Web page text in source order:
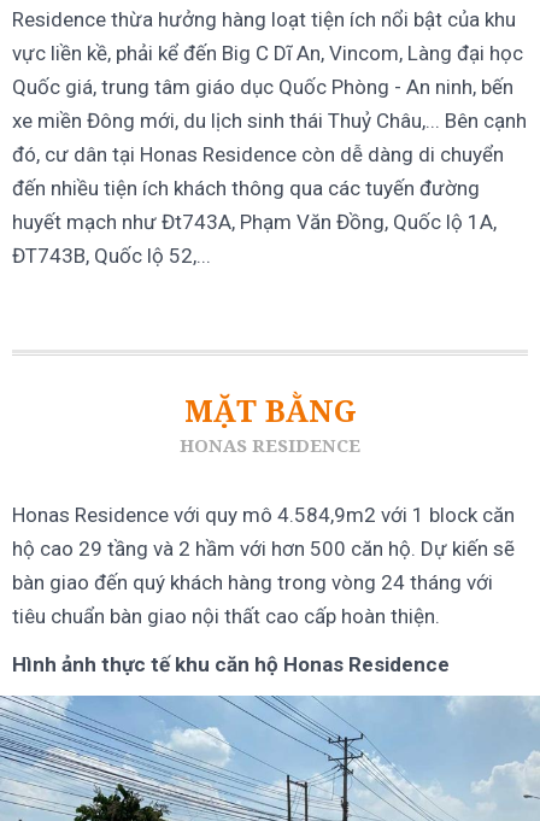
Residence thừa hưởng hàng loạt tiện ích nổi bật của khu
vực liền kề, phải kể đến Big C Dĩ An, Vincom, Làng đại học
Quốc giá, trung tâm giáo dục Quốc Phòng - An ninh, bến
xe miền Đông mới, du lịch sinh thái Thuỷ Châu,... Bên cạnh
đó, cư dân tại Honas Residence còn dễ dàng di chuyển
đến nhiều tiện ích khách thông qua các tuyến đường
huyết mạch như Đt743A, Phạm Văn Đồng, Quốc lộ 1A,
ĐT743B, Quốc lộ 52,...
MẶT BẰNG
HONAS RESIDENCE
Honas Residence với quy mô 4.584,9m2 với 1 block căn
hộ cao 29 tầng và 2 hầm với hơn 500 căn hộ. Dự kiến sẽ
bàn giao đến quý khách hàng trong vòng 24 tháng với
tiêu chuẩn bàn giao nội thất cao cấp hoàn thiện.
Hình ảnh thực tế khu căn hộ Honas Residence